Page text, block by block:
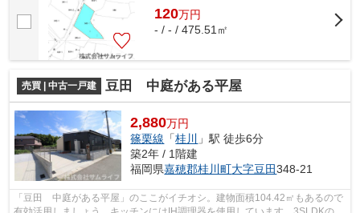
120万円
- / - / 475.51㎡
売買 | 中古一戸建 豆田 中庭がある平屋
2,880万円
篠栗線 「桂川
」駅 徒歩6分
築2年 / 1階建
福岡県嘉穂郡桂川町大字豆田348-21
「豆田 中庭がある平屋」のここがイチオシ。建物面積104.42㎡もあるので